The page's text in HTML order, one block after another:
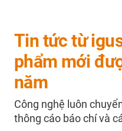
Tin tức từ
phẩm mới
năm
Công nghệ luôn
thông cáo báo chí và